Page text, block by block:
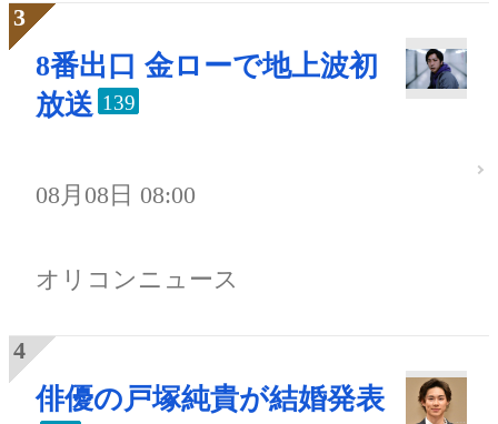
8番出口 金ローで地上波初
放送 139
08月08日 08:00
オリコンニュース
俳優の戸塚純貴が結婚発表